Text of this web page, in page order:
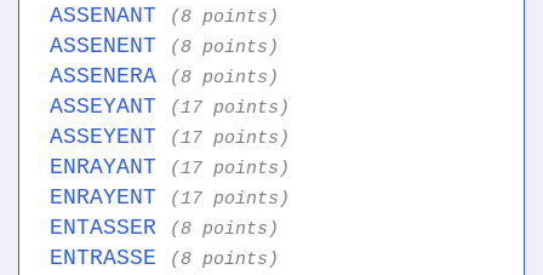
ASSENANT (8 points)
ASSENENT (8 points)
ASSENERA (8 points)
ASSEYANT (17 points)
ASSEYENT (17 points)
ENRAYANT (17 points)
ENRAYENT (17 points)
ENTASSER (8 points)
ENTRASSE (8 points)